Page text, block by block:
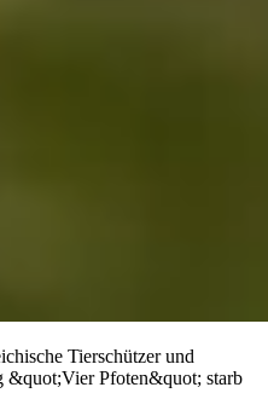
Tierschützer und
&quot;Vier Pfoten&quot; starb